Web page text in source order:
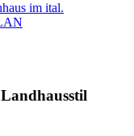
im ital.